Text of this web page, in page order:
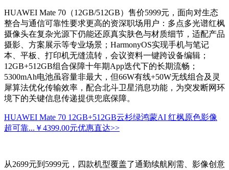
HUAWEI Mate 70（12GB/512GB）售价5999元，面向对生态
整合与通信可靠性要求更高的资深职场用户：多点多光谱红枫
摄像头在复杂光源下仍能还原真实肤色与材质细节，适配产品
摄影、方案展示等专业场景；HarmonyOS实现手机与笔记
本、平板、打印机无缝流转，会议资料一键跨设备编辑；
12GB+512GB组合保障十年期App迭代下的长期流畅；
5300mAh电池虽容量非最大，但66W有线+50W无线组合及灵
犀算法优化传输效率，配合北斗卫星消息功能，为突发断网环
境下的关键信息传递提供兜底保障。
HUAWEI Mate 70 12GB+512GB云杉绿鸿蒙AI 红枫原色影像
超可靠... ￥4399.00元优惠直达>>
从2699元到5999元，四款机型覆盖了通勤续航刚需、影像创意